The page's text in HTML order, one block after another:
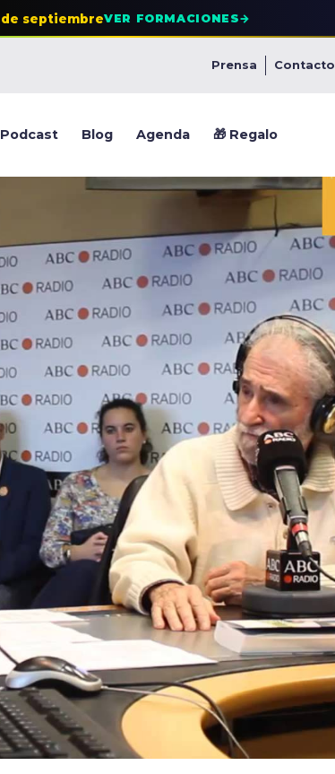
de septiembreVER FORMACIONES→
Prensa Contacto
Podcast Blog Agenda 🎁 Regalo